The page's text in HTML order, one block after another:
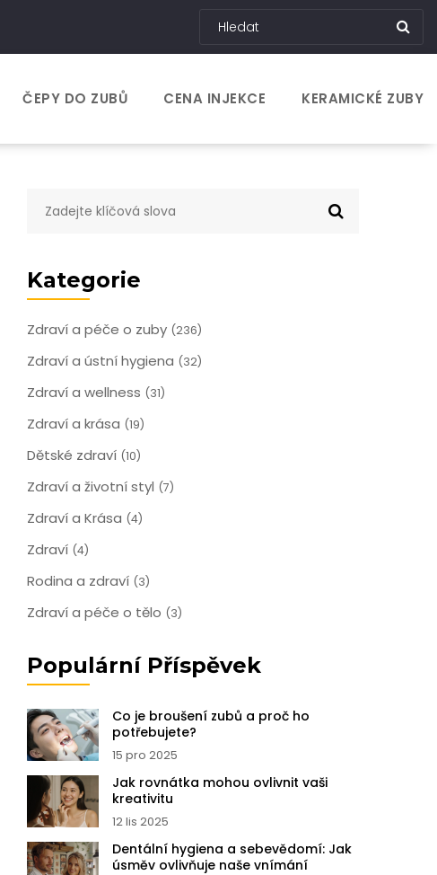
ČEPY DO ZUBŮ CENA INJEKCE KERAMICKÉ ZUBY
Kategorie
Zdraví a péče o zuby (236)
Zdraví a ústní hygiena (32)
Zdraví a wellness (31)
Zdraví a krása (19)
Dětské zdraví (10)
Zdraví a životní styl (7)
Zdraví a Krása (4)
Zdraví (4)
Rodina a zdraví (3)
Zdraví a péče o tělo (3)
Populární Příspěvek
Co je broušení zubů a proč ho
potřebujete?
15 pro 2025
Jak rovnátka mohou ovlivnit vaši
kreativitu
12 lis 2025
Dentální hygiena a sebevědomí: Jak
úsměv ovlivňuje naše vnímání